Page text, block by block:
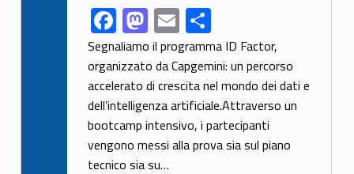
Link identifier share facebook archive #share-link-archive-63686F
ac
e
b
o
o
M
as
to
d
o
n
E
m
ai
l
S
h
ar
e
Segnaliamo il programma ID Factor,
organizzato da Capgemini: un percorso
accelerato di crescita nel mondo dei dati e
dell’intelligenza artificiale.Attraverso un
bootcamp intensivo, i partecipanti
vengono messi alla prova sia sul piano
tecnico sia su…